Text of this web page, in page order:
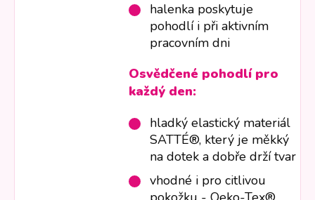
halenka poskytuje
pohodlí i při aktivním
pracovním dni
Osvědčené pohodlí pro
každý den:
hladký elastický materiál
SATTÉ®, který je měkký
na dotek a dobře drží tvar
vhodné i pro citlivou